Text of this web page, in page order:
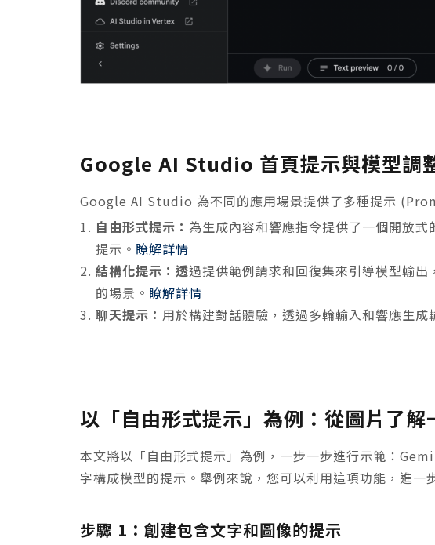
Google AI Studio 首頁提示與模型調
Google AI Studio 為不同的應用場景提供了多種提示
自由形式提示： 為生成內容和響應指令提供了一個開放
提示。 瞭解詳情
結構化提示：透過提供範例請求和回復集來引導模型輸
的場景。 瞭解詳情
聊天提示： 用於構建對話體驗，透過多輪輸入和響應生成
以「自由形式提示」為例：從圖片了解
本文將以「自由形式提示」為例，一步一步進行示範：
字構成模型的提示。舉例來說，您可以利用這項功能，進一
步驟 1：創建包含文字和圖像的提示